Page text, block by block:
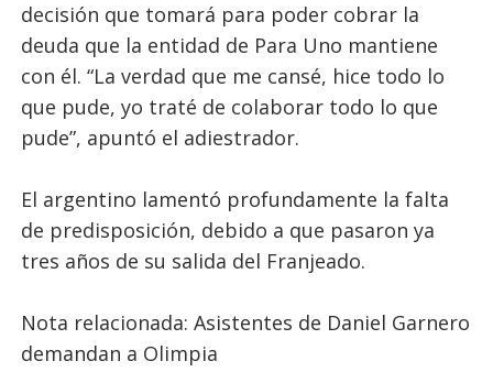
decisión que tomará para poder cobrar la
deuda que la entidad de Para Uno mantiene
con él. “La verdad que me cansé, hice todo lo
que pude, yo traté de colaborar todo lo que
pude”, apuntó el adiestrador.
El argentino lamentó profundamente la falta
de predisposición, debido a que pasaron ya
tres años de su salida del Franjeado.
Nota relacionada: Asistentes de Daniel Garnero
demandan a Olimpia